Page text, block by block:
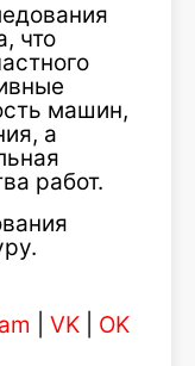
что
машин,
а
работ.
VK OK